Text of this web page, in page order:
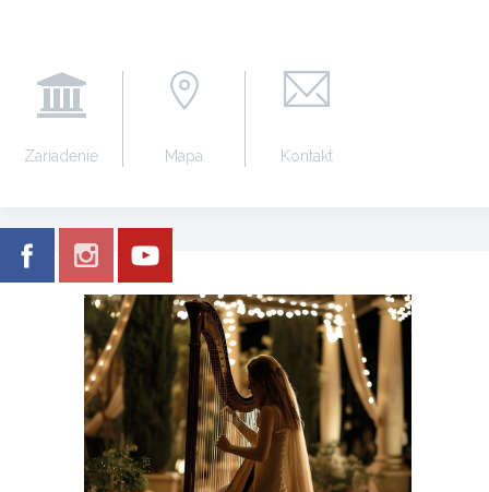
Zariadenie Mapa Kontakt